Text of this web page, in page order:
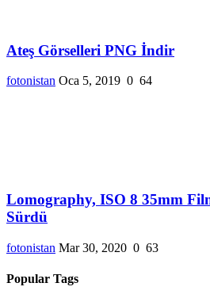
Ateş Görselleri PNG İndir
fotonistan Oca 5, 2019 0 64
Lomography, ISO 8 35mm
Sürdü
fotonistan Mar 30, 2020 0 63
Popular Tags